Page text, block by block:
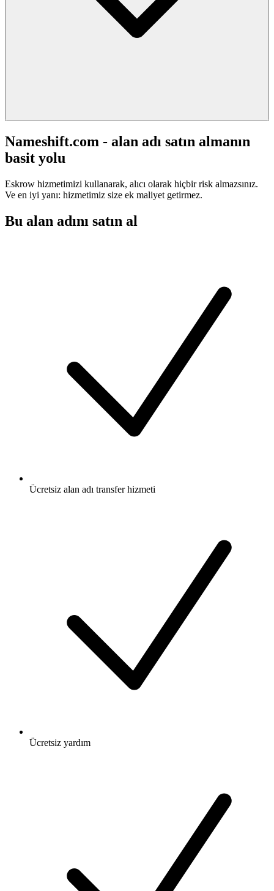
Nameshift.com - alan adı satın almanın
basit yolu
Eskrow hizmetimizi kullanarak, alıcı olarak hiçbir risk almazsınız.
Ve en iyi yanı: hizmetimiz size ek maliyet getirmez.
Bu alan adını satın al
Ücretsiz alan adı transfer hizmeti
Ücretsiz yardım